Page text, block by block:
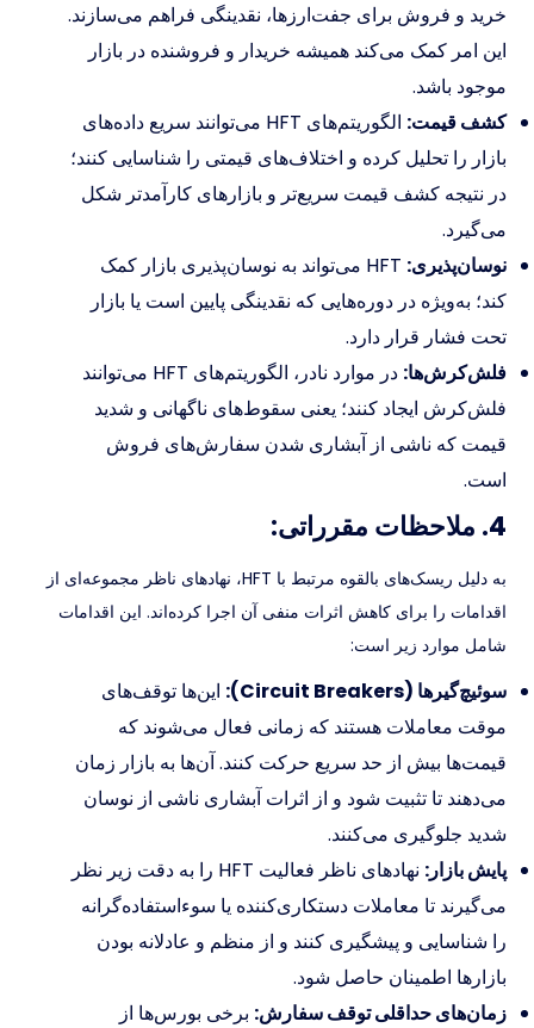
خرید و فروش برای جفت‌ارزها، نقدینگی فراهم می‌سازند.
این امر کمک می‌کند همیشه خریدار و فروشنده در بازار
موجود باشد.
کشف قیمت:
الگوریتم‌های HFT می‌توانند سریع داده‌های
بازار را تحلیل کرده و اختلاف‌های قیمتی را شناسایی کنند؛
در نتیجه کشف قیمت سریع‌تر و بازارهای کارآمدتر شکل
می‌گیرد.
نوسان‌پذیری:
HFT می‌تواند به نوسان‌پذیری بازار کمک
کند؛ به‌ویژه در دوره‌هایی که نقدینگی پایین است یا بازار
تحت فشار قرار دارد.
فلش‌کرش‌ها:
در موارد نادر، الگوریتم‌های HFT می‌توانند
فلش‌کرش ایجاد کنند؛ یعنی سقوط‌های ناگهانی و شدید
قیمت که ناشی از آبشاری شدن سفارش‌های فروش
است.
4. ملاحظات مقرراتی:
به دلیل ریسک‌های بالقوه مرتبط با HFT، نهادهای ناظر مجموعه‌ای از
اقدامات را برای کاهش اثرات منفی آن اجرا کرده‌اند. این اقدامات
شامل موارد زیر است:
سوئیچ‌گیرها (Circuit Breakers):
این‌ها توقف‌های
موقت معاملات هستند که زمانی فعال می‌شوند که
قیمت‌ها بیش از حد سریع حرکت کنند. آن‌ها به بازار زمان
می‌دهند تا تثبیت شود و از اثرات آبشاری ناشی از نوسان
شدید جلوگیری می‌کنند.
پایش بازار:
نهادهای ناظر فعالیت HFT را به دقت زیر نظر
می‌گیرند تا معاملات دستکاری‌کننده یا سوءاستفاده‌گرانه
را شناسایی و پیشگیری کنند و از منظم و عادلانه بودن
بازارها اطمینان حاصل شود.
زمان‌های حداقلی توقف سفارش: برخی بورس‌ها از